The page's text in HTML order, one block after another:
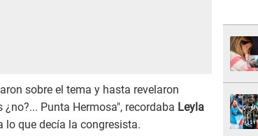
sobre el tema y hasta revelaron
Punta Hermosa", recordaba Leyla
lo que decía la congresista.